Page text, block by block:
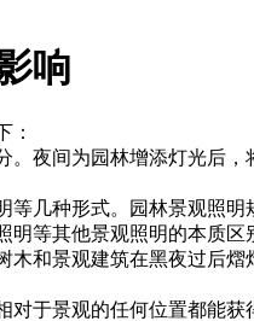
响
：
夜间为园林增添灯光后
种形式。园林景观照明
明等其他景观照明的本质区别
和景观建筑在黑夜过后熠
对于景观的任何位置都能